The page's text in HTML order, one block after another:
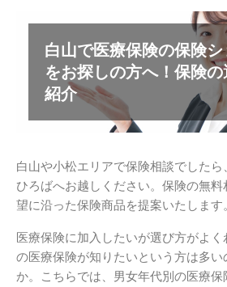
白山で医療保険の保険
をお探しの方へ！保険
紹介
白山や小松エリアで保険相談でした
ひろばへお越しください。保険の無
望に沿った保険商品を提案いたします。
医療保険に加入したいが選び方がよ
の医療保険が知りたいという方は多い
か。こちらでは、男女年代別の医療